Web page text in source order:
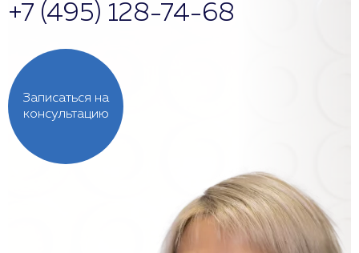
Записаться на
консультацию
+7 (495) 128-74-68